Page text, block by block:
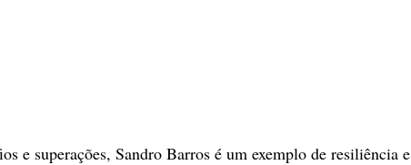
e superações, Sandro Barros é um exemplo de resiliência e